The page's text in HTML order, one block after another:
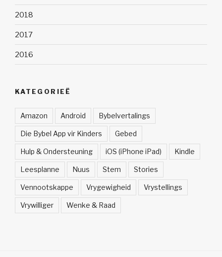
2018
2017
2016
KATEGORIEË
Amazon Android Bybelvertalings
Die Bybel App vir Kinders Gebed
Hulp & Ondersteuning iOS (iPhone iPad) Kindle
Leesplanne Nuus Stem Stories
Vennootskappe Vrygewigheid Vrystellings
Vrywilliger Wenke & Raad